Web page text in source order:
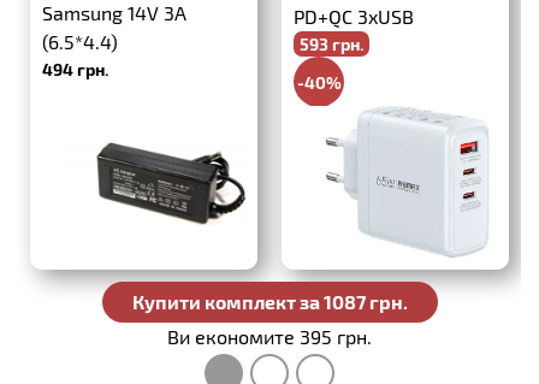
Samsung 14V 3A
(6.5*4.4)
494 грн.
PD+QC 3xUSB
593 грн.
-40%
988 грн.
Купити комплект за 1087 грн.
Ви економите 395 грн.